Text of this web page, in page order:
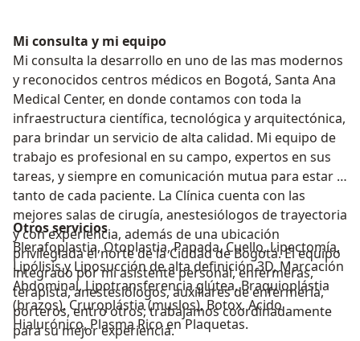
Mi consulta y mi equipo
Mi consulta la desarrollo en uno de las mas modernos
y reconocidos centros médicos en Bogotá, Santa Ana
Medical Center, en donde contamos con toda la
infraestructura científica, tecnológica y arquitectónica,
para brindar un servicio de alta calidad. Mi equipo de
trabajo es profesional en su campo, expertos en sus
tareas, y siempre en comunicación mutua para estar al
tanto de cada paciente. La Clínica cuenta con las
mejores salas de cirugía, anestesiólogos de trayectoria
y con experiencia, además de una ubicación
privilegiada el norte de la Ciudad de Bogotá. El equipo
integrado por mi asistente personal, enfermeras,
terapista, anestesiólogos, auxiliares de enfermería,
porteros, entro otros; trabajamos coordinadamente
para su mejor experiencia.
Otros servicios
Blerafoplastia, Otoplastia, Papada, Cuello, Lipectomía,
Lipólisis y Liposucción de alta definición 3D, Marcación
Abdominal, Lipotransferencia glútea, Braquioplástia
(brazos), Cruroplástia (muslos), Botox, Acido
Hialurónico, Plasma Rico en Plaquetas.